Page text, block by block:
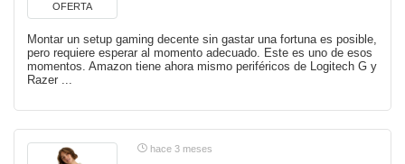
OFERTA
Montar un setup gaming decente sin gastar una fortuna es posible,
pero requiere esperar al momento adecuado. Este es uno de esos
momentos. Amazon tiene ahora mismo periféricos de Logitech G y
Razer ...
hace 3 meses